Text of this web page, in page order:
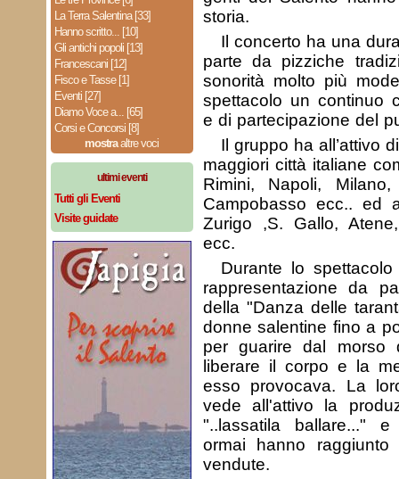
La Terra Salentina [33]
Hanno scritto... [10]
Gli antichi popoli [13]
Francescani [12]
Fisco e Tasse [1]
Eventi [27]
Diamo Voce a... [65]
Corsi e Concorsi [8]
mostraaltre voci
ultimi eventi
Tutti gli Eventi
Visite guidate
storia.
Il concerto ha una
parte da pizziche
sonorità molto più
spettacolo un continuo
e di partecipazione del
Il gruppo ha all’attivo
maggiori città italiane
Rimini, Napoli,
Campobasso ecc.. ed
Zurigo ,S. Gallo,
ecc.
Durante lo
rappresentazione da
della "Danza delle
donne salentine fino a
per guarire dal morso
liberare il corpo e la
esso provocava. La
vede all'attivo la
"..lassatila ballare..."
ormai hanno
vendute.